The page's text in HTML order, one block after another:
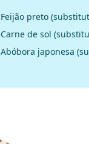
Feijão preto
Carne de sol
Abóbora japonesa